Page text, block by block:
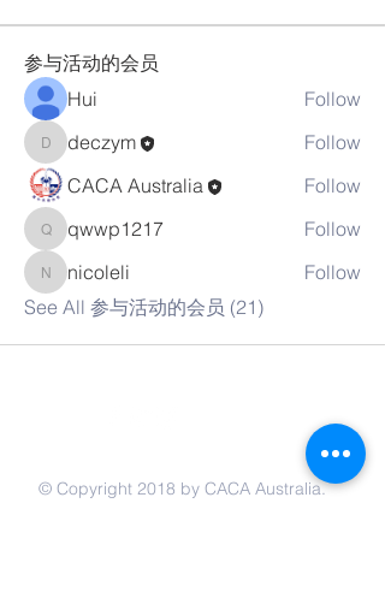
参与活动的会员
Hui Follow
deczymdeczym
Follow
CACA Australia
Follow
qwwp1217
qwwp1217 Follow
nicolelinicoleli
Follow
See All 参与活动的会员 (21)
© Copyright 2018 by CACA Australia.